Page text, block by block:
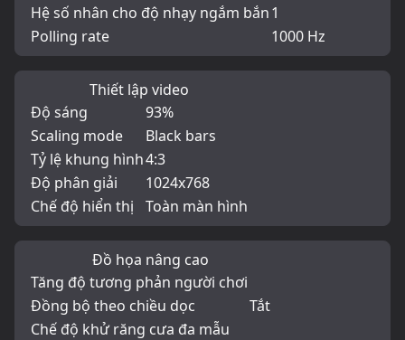
Hệ số nhân cho độ nhạy ngắm bắn1
Polling rate
1000 Hz
Thiết lập video
Độ sáng
93%
Scaling mode
Black bars
Tỷ lệ khung hình4:3
Độ phân giải
1024x768
Chế độ hiển thị
Toàn màn hình
Đồ họa nâng cao
Tăng độ tương phản người chơi
Đồng bộ theo chiều dọc
Tắt
Chế độ khử răng cưa đa mẫu